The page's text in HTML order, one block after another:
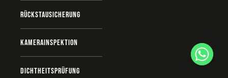
Rückstausicherung
Kamerainspektion
Dichtheitsprüfung